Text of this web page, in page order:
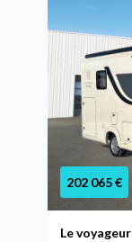
202 065 €
Le